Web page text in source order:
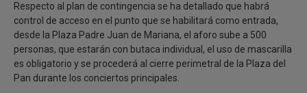
Respecto al plan de contingencia se ha detallado que habrá
control de acceso en el punto que se habilitará como entrada,
desde la Plaza Padre Juan de Mariana, el aforo sube a 500
personas, que estarán con butaca individual, el uso de mascarilla
es obligatorio y se procederá al cierre perimetral de la Plaza del
Pan durante los conciertos principales.